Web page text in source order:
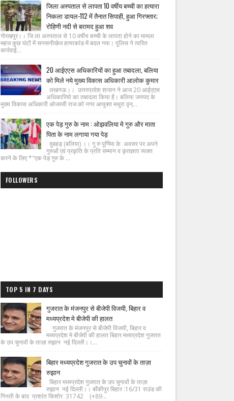
जिला अस्पताल से लापता 10 वर्षीय बच्ची का हत्यारा
निकला डायल-112 में तैनात सिपाही, हुआ गिरफ्तार;
रोहिणी नदी से बरामद हुआ शव
गोरखपुर।। जि ला अस्पताल से 10 वर्षीय बच्ची के लापता होने का मामला
महज कुछ घंटों में सनसनीखेज हत्याकांड में बदल गया। पुलिस ने त्वरित
कार्रवाई...
20 आईएएस अधिकारियों का हुआ तबादला, बलिया
को मिले नये मुख्य विकास अधिकारी आलोक कुमार
लखनऊ।। उत्तरप्रदेश शासन ने आज 20 आईएएस
अधिकारियो का तबादला किया है। बलिया जनपद के
मुख्य विकास अधिकारी ओजस्वी राज को नगर आयुक्त मथुरा वृन्...
एक पेड़ गुरु के नाम : ओझवलिया मे गुरु और माता
पिता के नाम लगाया गया पेड़
दुबहड़ (बलिया) ।। गु रु पूर्णिमा के अवसर पर अपने
गुरुओं एवं प्रकृति के प्रति सम्मान व कृतज्ञता व्यक्त
करने के लिए *"एक पेड़ गुरु के ...
FOLLOWERS
TOP 5 IN 7 DAYS
गुजरात के मंजनपुर से बीजेपी विजयी, बिहार व
मध्यप्रदेश मे बीजेपी की हालत
गुजरात के मंजनपुर से बीजेपी विजयी, बिहार व
मध्यप्रदेश मे बीजेपी की हालत बिहार मध्यप्रदेश गुजरात
के उप चुनावों के ताज़ा रुझान नई दिल्ली।।...
बिहार मध्यप्रदेश गुजरात के उप चुनावों के ताज़ा
रुझान
बिहार मध्यप्रदेश गुजरात के उप चुनावों के ताज़ा
रुझान नई दिल्ली।। बाँकीपुर बिहार :16/31 राउंड की
गिनती के बाद प्रशांत किशोर 31742 (+89...